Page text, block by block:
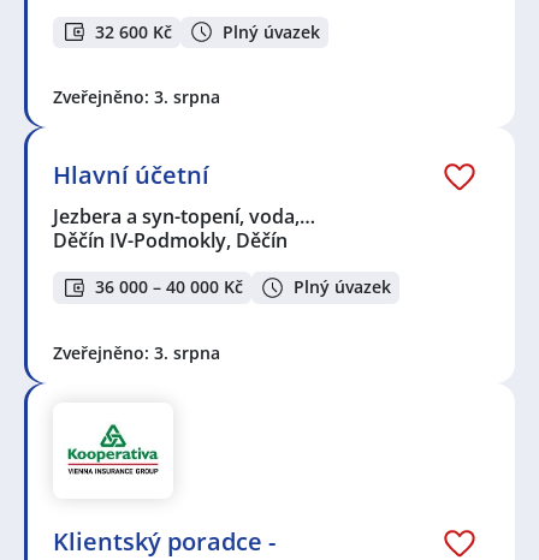
32 600 Kč Plný úvazek
Zveřejněno: 3. srpna
Hlavní účetní
Jezbera a syn-topení, voda,…
Děčín IV-Podmokly, Děčín
36 000 – 40 000 Kč Plný úvazek
Zveřejněno: 3. srpna
Klientský poradce -